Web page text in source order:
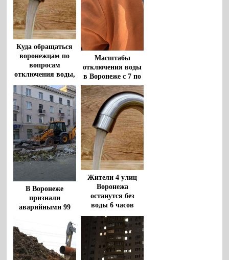
Куда обращаться
воронежцам по
вопросам
отключения воды,
разъяснили в
водоканале
Масштабы
отключения воды
в Воронеже с 7 по
9 августа
уточнили в
водоканале
В Воронеже
признали
аварийными 99
Жители 4 улиц
Воронежа
останутся без
воды 6 часов